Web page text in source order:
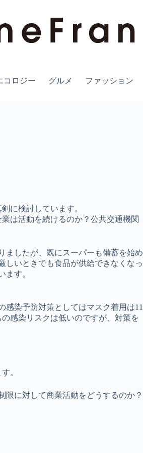
コロジー グルメ ファッション
に検討しています。
は活動を続けるのか？公共交通機関
ましたが、既にスーパーも備蓄を始め
しいときでも食品が供給できなくなっ
ます。
感染予防対策としてはマスク着用は11
感染リスクは低いのですが、対策を
。
限に対して商業活動をどうするのか？